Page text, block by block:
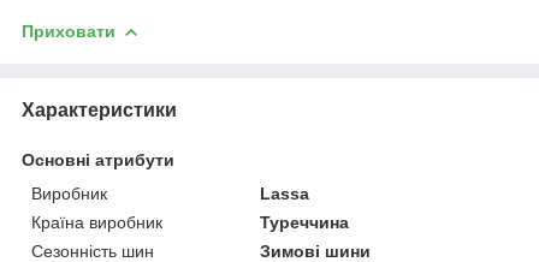
Приховати
Характеристики
Основні атрибути
Виробник
Lassa
Країна виробник
Туреччина
Сезонність шин
Зимові шини